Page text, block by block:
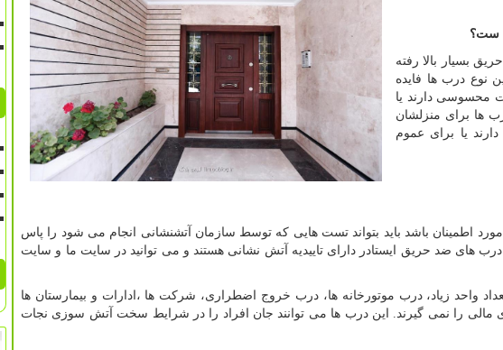
ست؟
بسیار بالا رفته
نوع درب ها فایده
محسوسی دارند یا
ها برای منزلشان
یا برای عموم
اطمینان باشد باید بتواند تست هایی که توسط سازمان آتشنشانی انجام می شود را پاس
های ضد حریق ایستادر دارای تاییدیه آتش نشانی هستند و می توانید در سایت ما و سایت
واحد زیاد، درب موتورخانه ها، درب خروج اضطراری، شرکت ها ،ادارات و بیمارستان ها
مالی را نمی گیرند. این درب ها می توانند جان افراد را در شرایط سخت آتش سوزی نجات